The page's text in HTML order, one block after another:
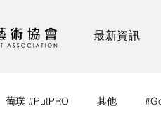
最新資訊
葡璞 #PutPRO 其他